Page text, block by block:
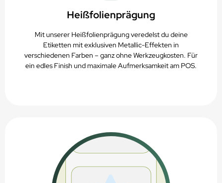
Heißfolienprägung
Mit unserer Heißfolienprägung veredelst du deine
Etiketten mit exklusiven Metallic-Effekten in
verschiedenen Farben – ganz ohne Werkzeugkosten. Für
ein edles Finish und maximale Aufmerksamkeit am POS.